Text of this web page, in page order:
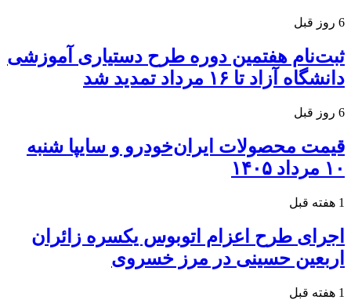
6 روز قبل
ثبت‌نام هفتمین دوره طرح دستیاری آموزشی
دانشگاه آزاد تا ۱۶ مرداد تمدید شد
6 روز قبل
قیمت محصولات ایران‌خودرو و سایپا شنبه
۱۰ مرداد ۱۴۰۵
1 هفته قبل
اجرای طرح اعزام اتوبوس یکسره زائران
اربعین حسینی در مرز خسروی
1 هفته قبل